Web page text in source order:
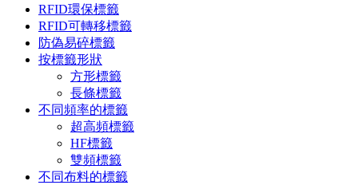
RFID環保標籤
RFID可轉移標籤
防偽易碎標籤
按標籤形狀
方形標籤
長條標籤
不同頻率的標籤
超高頻標籤
HF標籤
雙頻標籤
不同布料的標籤